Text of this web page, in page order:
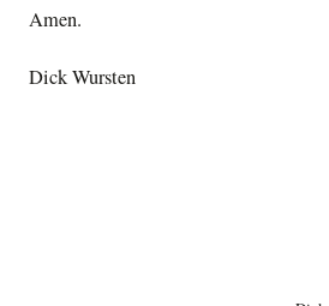
Amen.
Dick Wursten